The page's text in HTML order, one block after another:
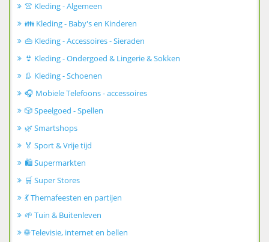
👚 Kleding - Algemeen
👪 Kleding - Baby's en Kinderen
👜 Kleding - Accessoires - Sieraden
👙 Kleding - Ondergoed & Lingerie & Sokken
👢 Kleding - Schoenen
🎧 Mobiele Telefoons - accessoires
🎲 Speelgoed - Spellen
🌿 Smartshops
🏅 Sport & Vrije tijd
🛍️ Supermarkten
🛒 Super Stores
💃 Themafeesten en partijen
🌱 Tuin & Buitenleven
🌐 Televisie, internet en bellen